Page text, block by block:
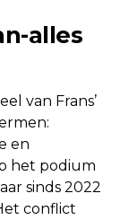
alles
van Frans’
en
het podium
sinds 2022
conflict